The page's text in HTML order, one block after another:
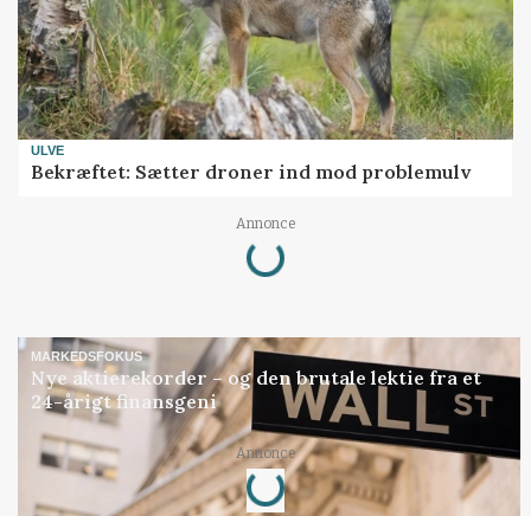
ULVE
Bekræftet: Sætter droner ind mod problemulv
Annonce
Loading...
MARKEDSFOKUS
Nye aktierekorder – og den brutale lektie fra et
24-årigt finansgeni
Annonce
Loading...